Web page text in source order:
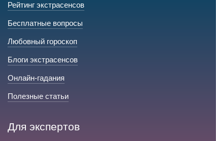
Рейтинг экстрасенсов
Бесплатные вопросы
Любовный гороскоп
Блоги экстрасенсов
Онлайн-гадания
Полезные статьи
Для экспертов